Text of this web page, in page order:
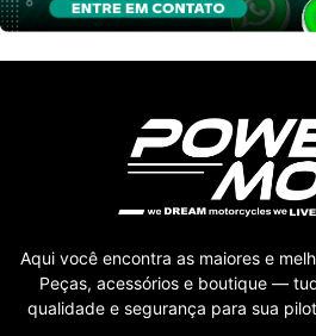
Aqui você encontra as maiores e
Peças, acessórios e boutique —
qualidade e segurança para sua